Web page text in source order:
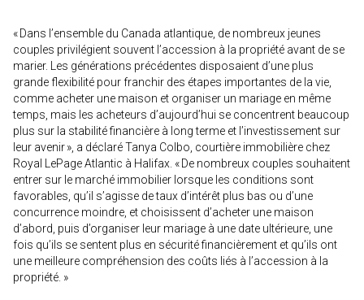
« Dans l’ensemble du Canada atlantique, de nombreux jeunes
couples privilégient souvent l’accession à la propriété avant de se
marier. Les générations précédentes disposaient d’une plus
grande flexibilité pour franchir des étapes importantes de la vie,
comme acheter une maison et organiser un mariage en même
temps, mais les acheteurs d’aujourd’hui se concentrent beaucoup
plus sur la stabilité financière à long terme et l’investissement sur
leur avenir », a déclaré Tanya Colbo, courtière immobilière chez
Royal LePage Atlantic à Halifax. « De nombreux couples souhaitent
entrer sur le marché immobilier lorsque les conditions sont
favorables, qu’il s’agisse de taux d’intérêt plus bas ou d’une
concurrence moindre, et choisissent d’acheter une maison
d’abord, puis d’organiser leur mariage à une date ultérieure, une
fois qu’ils se sentent plus en sécurité financièrement et qu’ils ont
une meilleure compréhension des coûts liés à l’accession à la
propriété. »